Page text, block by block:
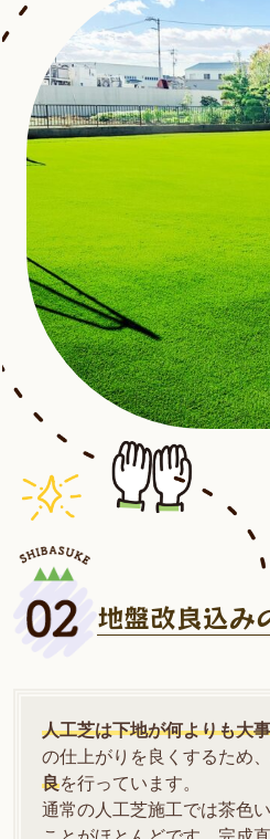
地盤改良込み
人工芝は下地が何よりも大事
の仕上がりを良くするため
良を行っています。
通常の人工芝施工では茶色